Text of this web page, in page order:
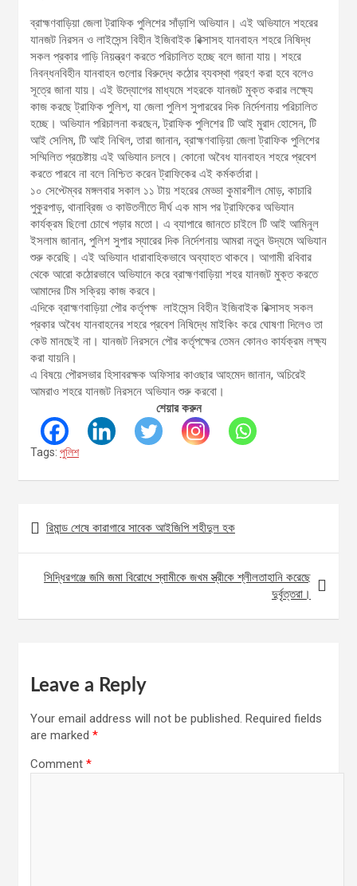
ব্রাহ্মণবাড়িয়া জেলা ট্রাফিক পুলিশের সাঁড়াশি অভিযান। এই অভিযানে শহরের
যানজট নিরসন ও লাইসেন্স বিহীন ইজিবাইক রিক্সাসহ যানবাহন শহরে নিষিদ্ধ
সকল প্রকার গাড়ি নিয়ন্ত্রণ করতে পরিচালিত হচ্ছে বলে জানা যায়। শহরে
নিবন্ধনবিহীন যানবাহন গুলোর বিরুদ্ধে কঠোর ব্যবস্থা গ্রহণ করা হবে বলেও
সূত্রে জানা যায়। এই উদ্যোগের মাধ্যমে শহরকে যানজট মুক্ত করার লক্ষ্যে
কাজ করছে ট্রাফিক পুলিশ, যা জেলা পুলিশ সুপাররের দিক নির্দেশনায় পরিচালিত
হচ্ছে। অভিযান পরিচালনা করছেন, ট্রাফিক পুলিশের টি আই মুরাদ হোসেন, টি
আই সেলিম, টি আই নিখিল, তারা জানান, ব্রাহ্মণবাড়িয়া জেলা ট্রাফিক পুলিশের
সম্মিলিত প্রচেষ্টায় এই অভিযান চলবে। কোনো অবৈধ যানবাহন শহরে প্রবেশ
করতে পারবে না বলে নিশ্চিত করেন ট্রাফিকের এই কর্মকর্তারা।
১০ সেপ্টেম্বর মঙ্গলবার সকাল ১১ টায় শহরের মেড্ডা কুমারশীল মোড়, কাচারি
পুকুরপাড়, থানাব্রিজ ও কাউতলীতে দীর্ঘ এক মাস পর ট্রাফিকের অভিযান
কার্যক্রম ছিলো চোখে পড়ার মতো। এ ব্যাপারে জানতে চাইলে টি আই আমিনুল
ইসলাম জানান, পুলিশ সুপার স্যারের দিক নির্দেশনায় আমরা নতুন উদ্যমে অভিযান
শুরু করেছি। এই অভিযান ধারাবাহিকভাবে অব্যাহত থাকবে। আগামী রবিবার
থেকে আরো কঠোরভাবে অভিযানে করে ব্রাহ্মণবাড়িয়া শহর যানজট মুক্ত করতে
আমাদের টিম সক্রিয় কাজ করবে।
এদিকে ব্রাহ্মণবাড়িয়া পৌর কর্তৃপক্ষ লাইসেন্স বিহীন ইজিবাইক রিক্সাসহ সকল
প্রকার অবৈধ যানবাহনের শহরে প্রবেশ নিষিদ্ধে মাইকিং করে ঘোষণা দিলেও তা
কেউ মানছেই না। যানজট নিরসনে পৌর কর্তৃপক্ষের তেমন কোনও কার্যক্রম লক্ষ্য
করা যায়নি।
এ বিষয়ে পৌরসভার হিসাবরক্ষক অফিসার কাওছার আহমেদ জানান, অচিরেই
আমরাও শহরে যানজট নিরসনে অভিযান শুরু করবো।
শেয়ার করুন
Tags: পুলিশ
navigation
রিমান্ড শেষে কারাগারে সাবেক আইজিপি শহীদুল হক
সিদ্ধিরগঞ্জে জমি জমা বিরোধে স্বামীকে জখম স্ত্রীকে শ্লীলতাহানি করেছে
দুর্বৃত্তরা।
Leave a Reply
Your email address will not be published. Required fields
are marked *
Comment *